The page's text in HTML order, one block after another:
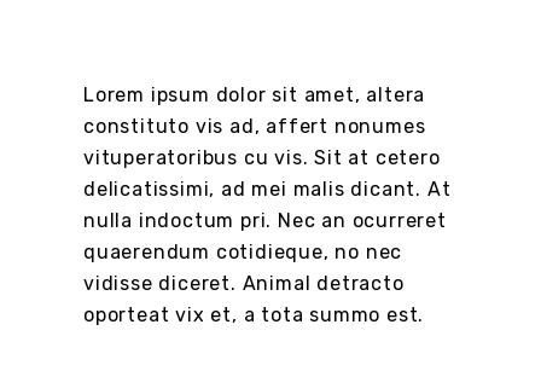
Lorem ipsum dolor sit amet, altera
constituto vis ad, affert nonumes
vituperatoribus cu vis. Sit at cetero
delicatissimi, ad mei malis dicant. At
nulla indoctum pri. Nec an ocurreret
quaerendum cotidieque, no nec
vidisse diceret. Animal detracto
oporteat vix et, a tota summo est.